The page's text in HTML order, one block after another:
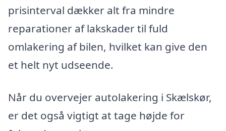
prisinterval dækker alt fra mindre
reparationer af lakskader til fuld
omlakering af bilen, hvilket kan give den
et helt nyt udseende.
Når du overvejer autolakering i Skælskør,
er det også vigtigt at tage højde for